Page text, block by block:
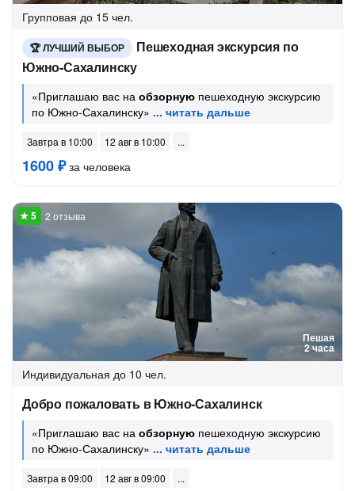
Групповая до 15 чел.
ЛУЧШИЙ ВЫБОР
Пешеходная экскурсия по
Южно-Сахалинску
«Приглашаю вас на обзорную пешеходную экскурсию
по Южно-Сахалинску»
Завтра в 10:00 12 авг в 10:00
1600 ₽за человека
Пешая
2 часа
2 отзыва
Индивидуальная до 10 чел.
Добро пожаловать в Южно-Сахалинск
«Приглашаю вас на обзорную пешеходную экскурсию
по Южно-Сахалинску»
Завтра в 09:00 12 авг в 09:00